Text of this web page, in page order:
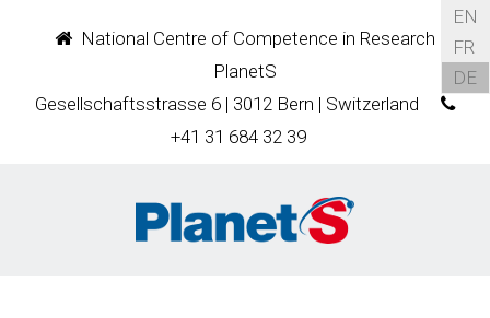
National Centre of Competence in Research
PlanetS
Gesellschaftsstrasse 6 | 3012 Bern | Switzerland
+41 31 684 32 39
EN
FR
DE